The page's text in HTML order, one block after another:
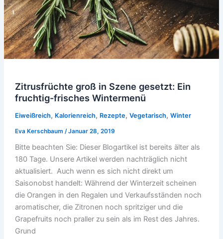
Zitrusfrüchte groß in Szene gesetzt: Ein
fruchtig-frisches Wintermenü
Eiweißreich, Kalorienreich, Rezepte, Vegetarisch, Winter
Eva Kerschbaum /Januar 28, 2019
Bitte beachten Sie: Dieser Blogartikel ist bereits älter als
180 Tage. Unsere Artikel werden nachträglich nicht
aktualisiert. Auch wenn es sich nicht direkt um
Saisonobst handelt: Während der Winterzeit scheinen
die Orangen in den Regalen und Verkaufsständen noch
aromatischer, die Zitronen noch spritziger und die
Grapefruits noch praller zu sein als im Rest des Jahres.
Grund